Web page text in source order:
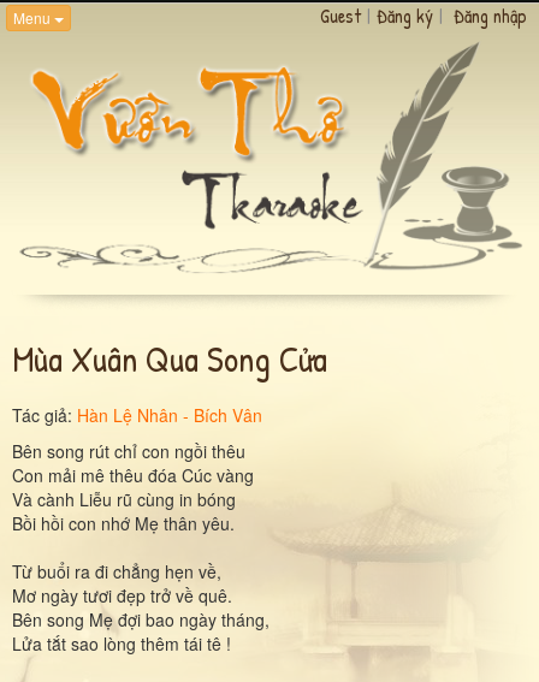
Menu Guest | Đăng ký | Đăng nhập
Mùa Xuân Qua Song Cửa
Tác giả: Hàn Lệ Nhân - Bích Vân
Bên song rút chỉ con ngồi thêu
Con mải mê thêu đóa Cúc vàng
Và cành Liễu rũ cùng in bóng
Bồi hồi con nhớ Mẹ thân yêu.
Từ buổi ra đi chẳng hẹn về,
Mơ ngày tươi đẹp trở về quê.
Bên song Mẹ đợi bao ngày tháng,
Lửa tắt sao lòng thêm tái tê !